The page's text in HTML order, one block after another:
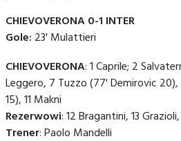
CHIEVOVERONA 0-1 INTER
Gole: 23' Mulattieri
CHIEVOVERONA: 1 Caprile; 2
Leggero, 7 Tuzzo (77' Demirovic
15), 11 Makni
Rezerwowi: 12 Bragantini, 13
Trener: Paolo Mandelli